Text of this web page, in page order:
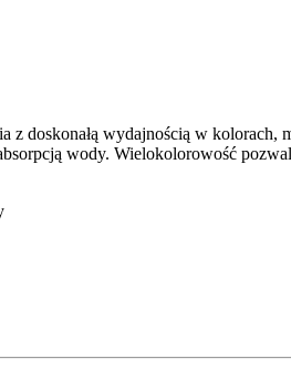
doskonałą wydajnością w kolorach,
wody. Wielokolorowość